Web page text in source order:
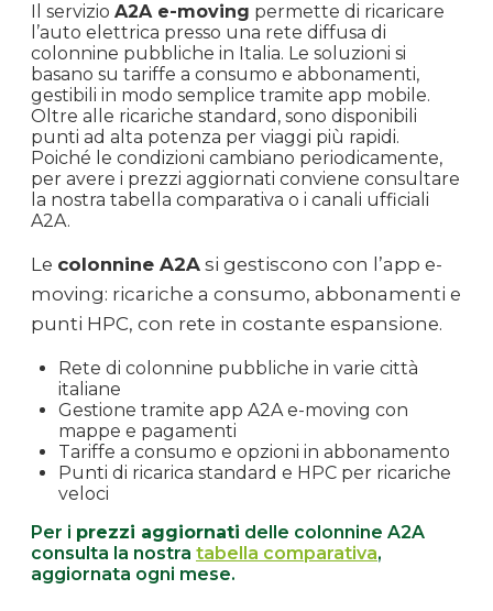
Il servizio A2A e-moving permette di ricaricare
l’auto elettrica presso una rete diffusa di
colonnine pubbliche in Italia. Le soluzioni si
basano su tariffe a consumo e abbonamenti,
gestibili in modo semplice tramite app mobile.
Oltre alle ricariche standard, sono disponibili
punti ad alta potenza per viaggi più rapidi.
Poiché le condizioni cambiano periodicamente,
per avere i prezzi aggiornati conviene consultare
la nostra tabella comparativa o i canali ufficiali
A2A.
Le colonnine A2A si gestiscono con l’app e-
moving: ricariche a consumo, abbonamenti e
punti HPC, con rete in costante espansione.
Rete di colonnine pubbliche in varie città
italiane
Gestione tramite app A2A e-moving con
mappe e pagamenti
Tariffe a consumo e opzioni in abbonamento
Punti di ricarica standard e HPC per ricariche
veloci
Per i prezzi aggiornati delle colonnine A2A
consulta la nostra tabella comparativa,
aggiornata ogni mese.